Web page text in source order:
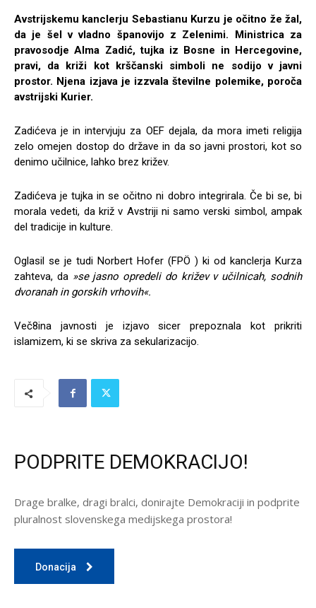
Avstrijskemu kanclerju Sebastianu Kurzu je očitno že žal,
da je šel v vladno španovijo z Zelenimi. Ministrica za
pravosodje Alma Zadić, tujka iz Bosne in Hercegovine,
pravi, da križi kot krščanski simboli ne sodijo v javni
prostor. Njena izjava je izzvala številne polemike, poroča
avstrijski Kurier.
Zadićeva je in intervjuju za OEF dejala, da mora imeti religija
zelo omejen dostop do države in da so javni prostori, kot so
denimo učilnice, lahko brez križev.
Zadićeva je tujka in se očitno ni dobro integrirala. Če bi se, bi
morala vedeti, da križ v Avstriji ni samo verski simbol, ampak
del tradicije in kulture.
Oglasil se je tudi Norbert Hofer (FPÖ ) ki od kanclerja Kurza
zahteva, da »se jasno opredeli do križev v učilnicah, sodnih
dvoranah in gorskih vrhovih«.
Več8ina javnosti je izjavo sicer prepoznala kot prikriti
islamizem, ki se skriva za sekularizacijo.
PODPRITE DEMOKRACIJO!
Drage bralke, dragi bralci, donirajte Demokraciji in podprite
pluralnost slovenskega medijskega prostora!
Donacija